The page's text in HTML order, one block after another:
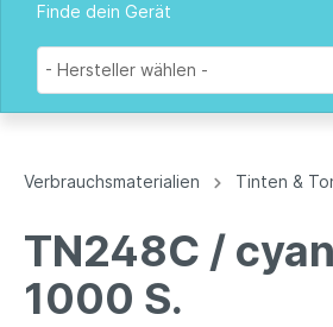
Finde dein Gerät
- Hersteller wählen -
Verbrauchsmaterialien Tinten &
TN248C /
1000 S.